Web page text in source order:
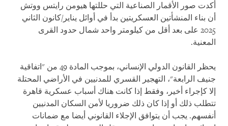
أكدت صور الأقمار الصناعية التي حللتها هيومن رايتس ووتش
أن بناء المنشأتين العسكريتين بدأ في أوائل يناير/كانون الثاني
2025 على بعد أقل من كيلومتر واحد شمال حدود القرى
المعنية.
يحظر القانون الدولي الإنساني، بموجب المادة 49 من "اتفاقية
جنيف الرابعة"، التهجير القسري للمدنيين في الأراضي المحتلة
إلا كإجراء أخير، وفقط إذا كانت هناك أسباب عسكرية قاهرة
تتطلب ذلك أو إذا كان ذلك ضروريا لأمن السكان المدنيين
أنفسهم. يجب أن يتوافق الإجلاء القانوني أيضا مع ضمانات